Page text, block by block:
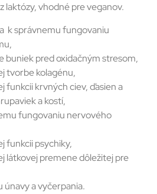
laktózy, vhodné pre veganov.
k správnemu fungovaniu
buniek pred oxidačným stresom,
tvorbe kolagénu,
funkcii krvných ciev, ďasien a
a kostí,
fungovaniu nervového
funkcii psychiky,
látkovej premene dôležitej pre
únavy a vyčerpania.